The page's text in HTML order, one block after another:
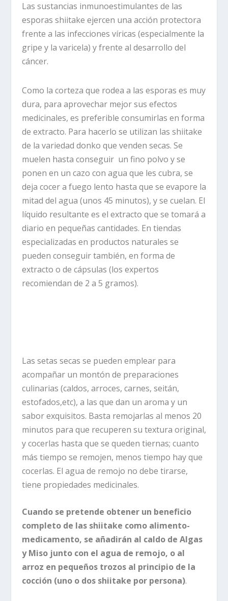
Las sustancias inmunoestimulantes de las
esporas shiitake ejercen una acción protectora
frente a las infecciones víricas (especialmente la
gripe y la varicela) y frente al desarrollo del
cáncer.
Como la corteza que rodea a las esporas es muy
dura, para aprovechar mejor sus efectos
medicinales, es preferible consumirlas en forma
de extracto. Para hacerlo se utilizan las shiitake
de la variedad donko que venden secas. Se
muelen hasta conseguir un fino polvo y se
ponen en un cazo con agua que les cubra, se
deja cocer a fuego lento hasta que se evapore la
mitad del agua (unos 45 minutos), y se cuelan. El
líquido resultante es el extracto que se tomará a
diario en pequeñas cantidades. En tiendas
especializadas en productos naturales se
pueden conseguir también, en forma de
extracto o de cápsulas (los expertos
recomiendan de 2 a 5 gramos).
Las setas secas se pueden emplear para
acompañar un montón de preparaciones
culinarias (caldos, arroces, carnes, seitán,
estofados,etc), a las que dan un aroma y un
sabor exquisitos. Basta remojarlas al menos 20
minutos para que recuperen su textura original,
y cocerlas hasta que se queden tiernas; cuanto
más tiempo se remojen, menos tiempo hay que
cocerlas. El agua de remojo no debe tirarse,
tiene propiedades medicinales.
Cuando se pretende obtener un beneficio
completo de las shiitake como alimento-
medicamento, se añadirán al caldo de Algas
y Miso junto con el agua de remojo, o al
arroz en pequeños trozos al principio de la
cocción (uno o dos shiitake por persona).